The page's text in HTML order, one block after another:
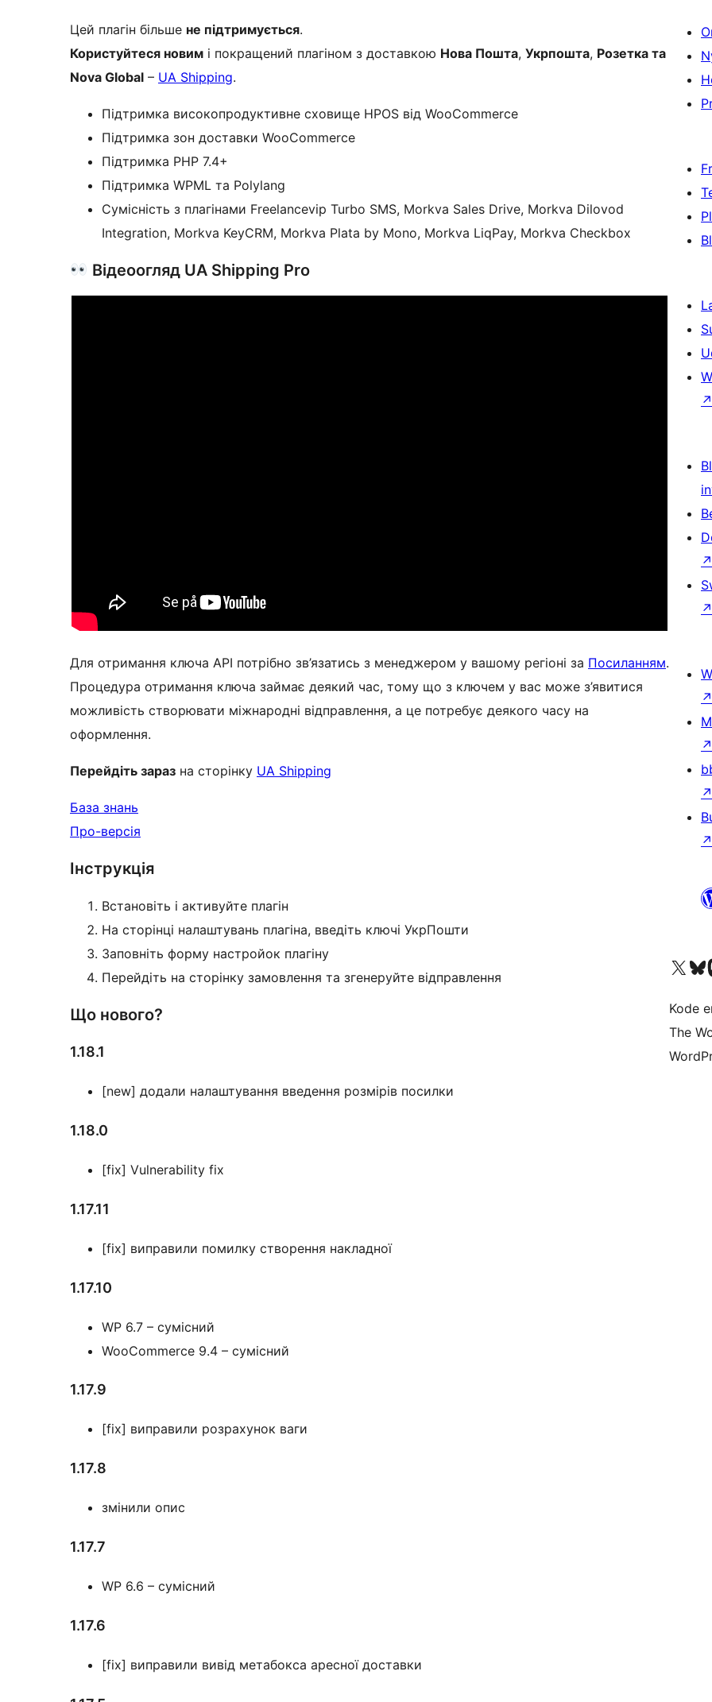
Цей плагін більше не підтримується.
Користуйтеся новим і покращений плагіном з доставкою Нова Пошта, Укрпошта, Розетка та
Nova Global – UA Shipping.
Підтримка високопродуктивне сховище HPOS від WooCommerce
Підтримка зон доставки WooCommerce
Підтримка PHP 7.4+
Підтримка WPML та Polylang
Сумісність з плагінами Freelancevip Turbo SMS, Morkva Sales Drive, Morkva Dilovod
Integration, Morkva KeyCRM, Morkva Plata by Mono, Morkva LiqPay, Morkva Checkbox
Відеоогляд UA Shipping Pro
Для отримання ключа API потрібно зв’язатись з менеджером у вашому регіоні за Посиланням.
Процедура отримання ключа займає деякий час, тому що з ключем у вас може з’явитися
можливість створювати міжнародні відправлення, а це потребує деякого часу на
оформлення.
Перейдіть зараз на сторінку UA Shipping
База знань
Про-версія
Інструкція
Встановіть і активуйте плагін
На сторінці налаштувань плагіна, введіть ключі УкрПошти
Заповніть форму настройок плагіну
Перейдіть на сторінку замовлення та згенеруйте відправлення
Що нового?
1.18.1
[new] додали налаштування введення розмірів посилки
1.18.0
[fix] Vulnerability fix
1.17.11
[fix] виправили помилку створення накладної
1.17.10
WP 6.7 – сумісний
WooCommerce 9.4 – сумісний
1.17.9
[fix] виправили розрахунок ваги
1.17.8
змінили опис
1.17.7
WP 6.6 – сумісний
1.17.6
[fix] виправили вивід метабокса аресної доставки
↗
↗
↗
↗
↗
↗
↗
Besøg vores X (tidligere
Besøg
Kode
The